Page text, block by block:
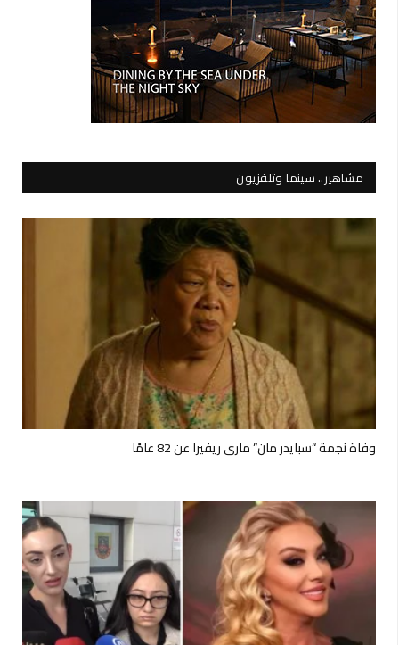
مشاهير.. سينما وتلفزيون
وفاة نجمة “سبايدر مان” ماري ريفيرا عن 82 عامًا